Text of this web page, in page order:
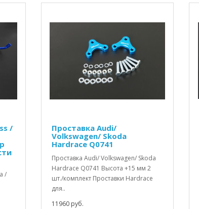
/
/
Проставка Audi/
Volkswagen/ Skoda
Hardrace Q0741
Проставка Audi/ Volkswagen/ Skoda
Hardrace Q0741 Высота +15 мм 2
шт./комплект Проставки Hardrace
для..
11960 руб.